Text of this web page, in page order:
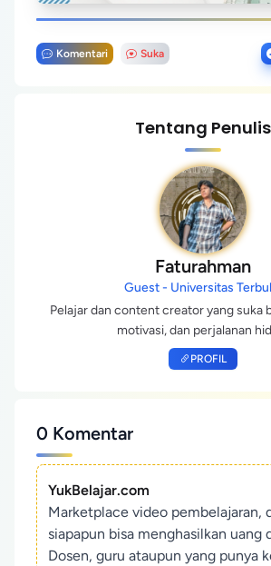
Komentari Suka
Tentang Penulis
Faturahman
Guest - Universitas
Pelajar dan content creator yang suka
motivasi, dan perjalanan
PROFIL
0 Komentar
YukBelajar.com
Marketplace video pembelajaran,
siapapun bisa menghasilkan uang
Dosen, guru ataupun yang punya